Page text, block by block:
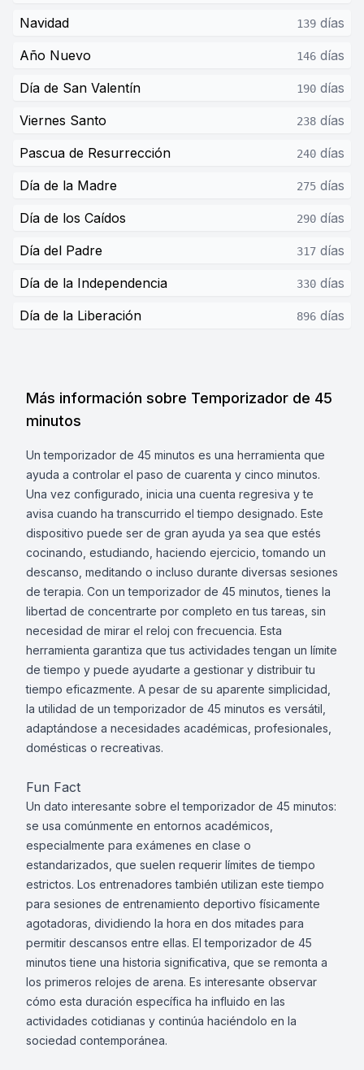
Navidad 139 días
Año Nuevo
146 días
Día de San Valentín
190 días
Viernes Santo
238 días
Pascua de Resurrección
240 días
Día de la Madre
275 días
Día de los Caídos
290 días
Día del Padre
317 días
Día de la Independencia
330 días
Día de la Liberación
896 días
Más información sobre Temporizador de 45
minutos
Un temporizador de 45 minutos es una herramienta que
ayuda a controlar el paso de cuarenta y cinco minutos.
Una vez configurado, inicia una cuenta regresiva y te
avisa cuando ha transcurrido el tiempo designado. Este
dispositivo puede ser de gran ayuda ya sea que estés
cocinando, estudiando, haciendo ejercicio, tomando un
descanso, meditando o incluso durante diversas sesiones
de terapia. Con un temporizador de 45 minutos, tienes la
libertad de concentrarte por completo en tus tareas, sin
necesidad de mirar el reloj con frecuencia. Esta
herramienta garantiza que tus actividades tengan un límite
de tiempo y puede ayudarte a gestionar y distribuir tu
tiempo eficazmente. A pesar de su aparente simplicidad,
la utilidad de un temporizador de 45 minutos es versátil,
adaptándose a necesidades académicas, profesionales,
domésticas o recreativas.
Fun Fact
Un dato interesante sobre el temporizador de 45 minutos:
se usa comúnmente en entornos académicos,
especialmente para exámenes en clase o
estandarizados, que suelen requerir límites de tiempo
estrictos. Los entrenadores también utilizan este tiempo
para sesiones de entrenamiento deportivo físicamente
agotadoras, dividiendo la hora en dos mitades para
permitir descansos entre ellas. El temporizador de 45
minutos tiene una historia significativa, que se remonta a
los primeros relojes de arena. Es interesante observar
cómo esta duración específica ha influido en las
actividades cotidianas y continúa haciéndolo en la
sociedad contemporánea.